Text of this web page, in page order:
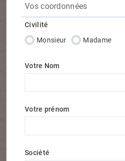
Vos coordonnées
Civilité
Monsieur
Madame
Votre Nom
Votre prénom
Société